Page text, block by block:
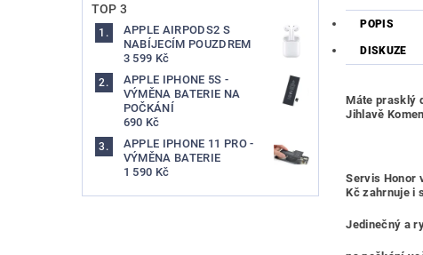
TOP 3
APPLE AIRPODS2 S
NABÍJECÍM POUZDREM
3 599 Kč
APPLE IPHONE 5S -
VÝMĚNA BATERIE NA
POČKÁNÍ
690 Kč
APPLE IPHONE 11 PRO -
VÝMĚNA BATERIE
1 590 Kč
POPIS
DISKUZE
Máte prasklý
Jihlavě
Servis Honor
Kč zahrnuje i
Jedinečný a